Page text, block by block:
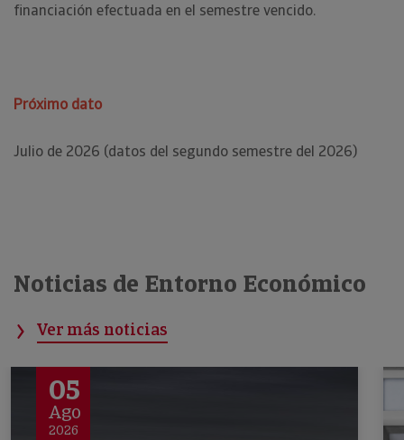
financiación efectuada en el semestre vencido.
Próximo dato
Julio de 2026 (datos del segundo semestre del 2026)
Noticias de Entorno Económico
Ver más noticias
05
Ago
2026